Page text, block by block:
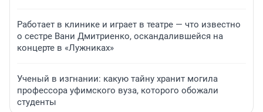
Работает в клинике и играет в театре — что известно
о сестре Вани Дмитриенко, оскандалившейся на
концерте в «Лужниках»
Ученый в изгнании: какую тайну хранит могила
профессора уфимского вуза, которого обожали
студенты